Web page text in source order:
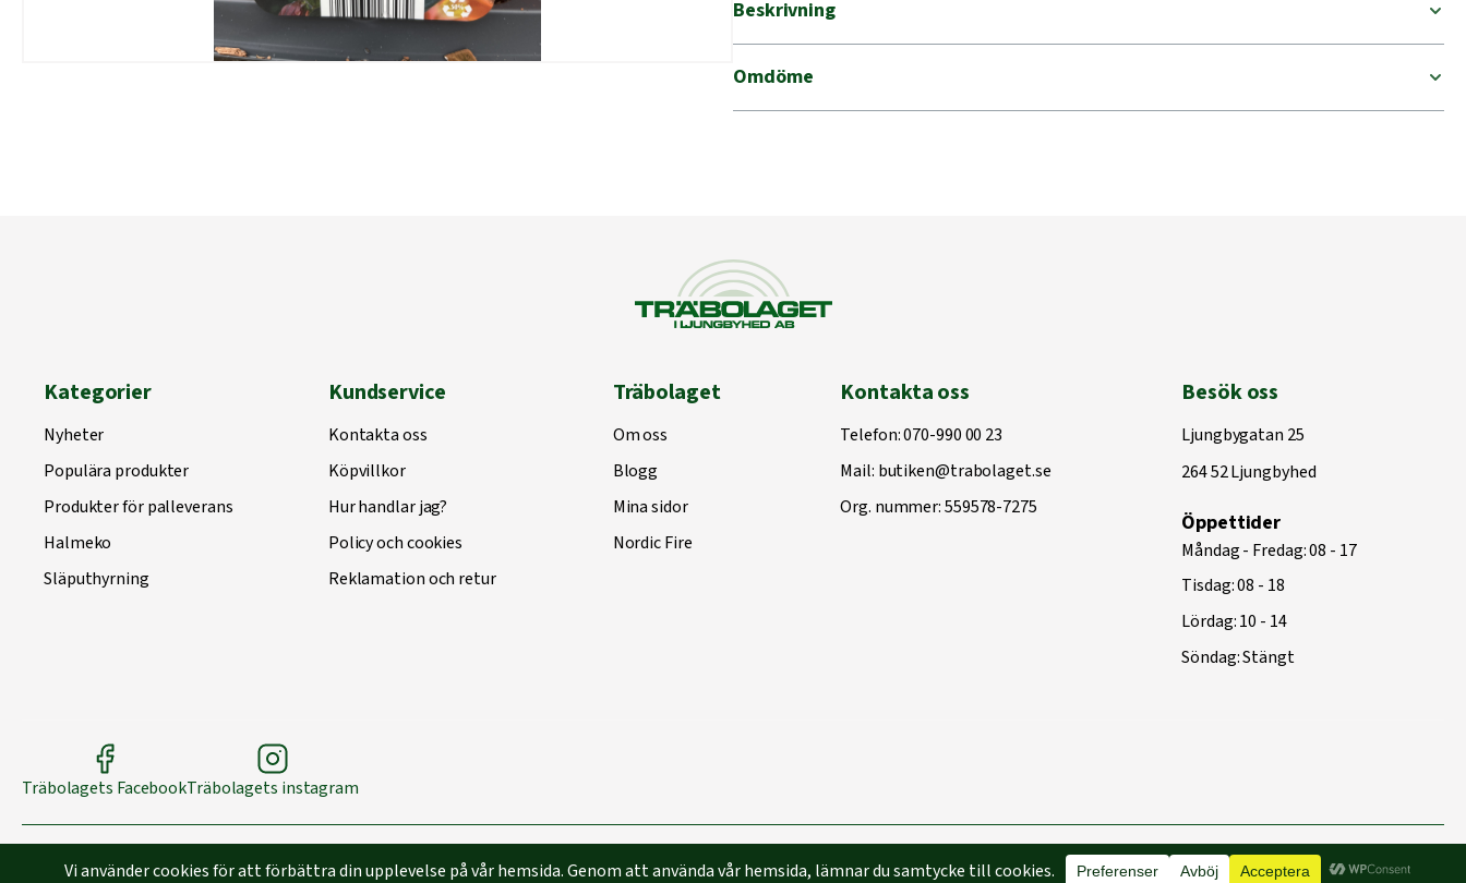
Beskrivning
Omdöme
Kategorier
Nyheter
Populära produkter
Produkter för palleverans
Halmeko
Släputhyrning
Kundservice
Kontakta oss
Köpvillkor
Hur handlar jag?
Policy och cookies
Reklamation och retur
Träbolaget
Om oss
Blogg
Mina sidor
Nordic Fire
Kontakta oss
Telefon:070-990 00 23
Mail: butiken@trabolaget.se
Org. nummer: 559578-7275
Besök oss
Ljungbygatan 25
264 52 Ljungbyhed
Öppettider
Måndag - Fredag: 08 - 17
Tisdag: 08 - 18
Lördag: 10 - 14
Söndag: Stängt
Träbolagets FacebookTräbolagets instagram
Byggd med♥avCapace Media | Webbyrå Malmö